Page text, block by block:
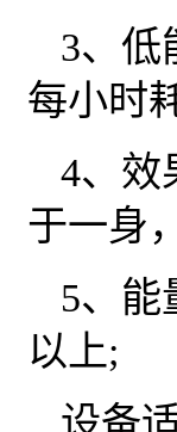
3、低
每小时
4、效
于一身
5、能
以上;